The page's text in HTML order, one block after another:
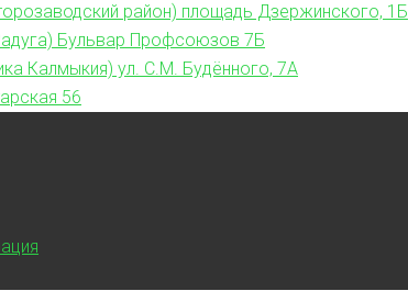
район) площадь Дзержинского, 1Б
Бульвар Профсоюзов 7Б
Калмыкия) ул. С.М. Будённого, 7А
56